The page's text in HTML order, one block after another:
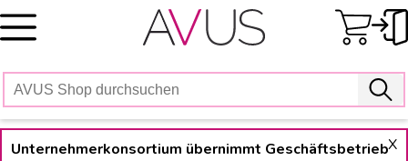
Skip
to
X
Unternehmerkonsortium übernimmt Geschäftsbetrieb